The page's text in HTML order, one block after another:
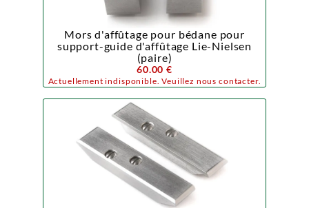
Mors d'affûtage pour bédane pour
support-guide d'affûtage Lie-Nielsen
(paire)
60.00 €
Actuellement indisponible. Veuillez nous contacter.